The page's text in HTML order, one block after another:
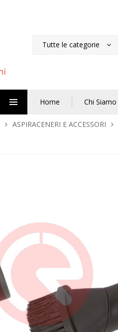
Tutte le categorie
Home Chi Siamo
ASPIRACENERI E ACCESSORI